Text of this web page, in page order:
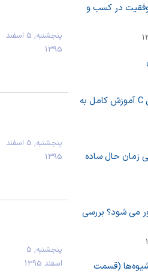
در کسب و
تابع در برنامه‌نویسی C آموزش کامل به
زمان حال ساده
می شود؟ بررسی
(قسمت
پنجشنبه, 5 اسفند
1395
پنجشنبه, 5 اسفند
1395
پنجشنبه, 5
اسفند 1395